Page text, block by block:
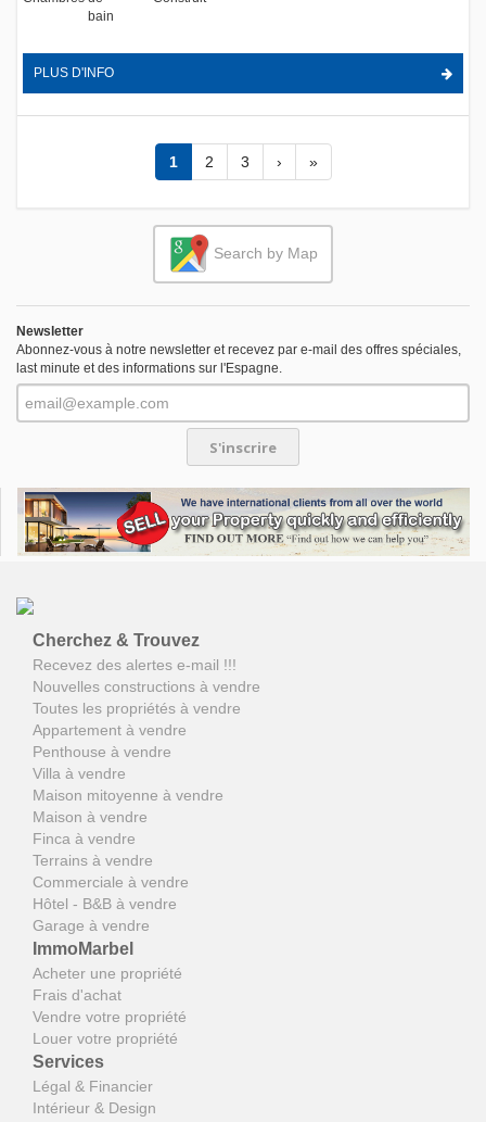
PLUS D'INFO
1 2 3 › »
Search by Map
Newsletter
Abonnez-vous à notre newsletter et recevez par e-mail des offres spéciales,
last minute et des informations sur l'Espagne.
S'inscrire
Cherchez & Trouvez
Recevez des alertes e-mail !!!
Nouvelles constructions à vendre
Toutes les propriétés à vendre
Appartement à vendre
Penthouse à vendre
Villa à vendre
Maison mitoyenne à vendre
Maison à vendre
Finca à vendre
Terrains à vendre
Commerciale à vendre
Hôtel - B&B à vendre
Garage à vendre
ImmoMarbel
Acheter une propriété
Frais d'achat
Vendre votre propriété
Louer votre propriété
Services
Légal & Financier
Intérieur & Design